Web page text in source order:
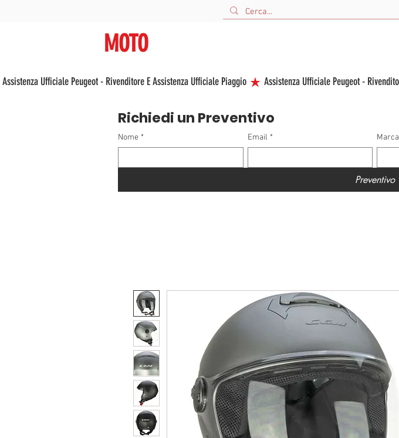
MOTO
Assistenza Ufficiale Peugeot - Rivenditore E Assistenza Ufficiale Piaggio
Richiedi un Preventivo
Nome * Email * Marca
Preventivo